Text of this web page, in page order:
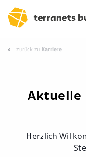
zurück zu Karriere
Aktuelle
Herzlich